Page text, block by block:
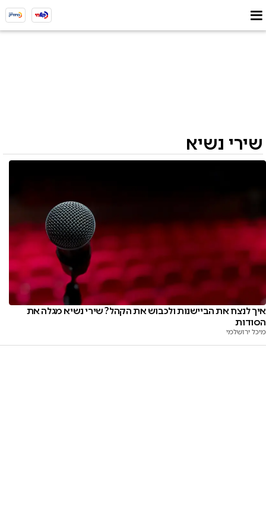
שירי נשיא
איך לנצח את הביישנות ולכבוש את הקהל? שירי נשיא מגלה את
הסודות
מיכל ירושלמי